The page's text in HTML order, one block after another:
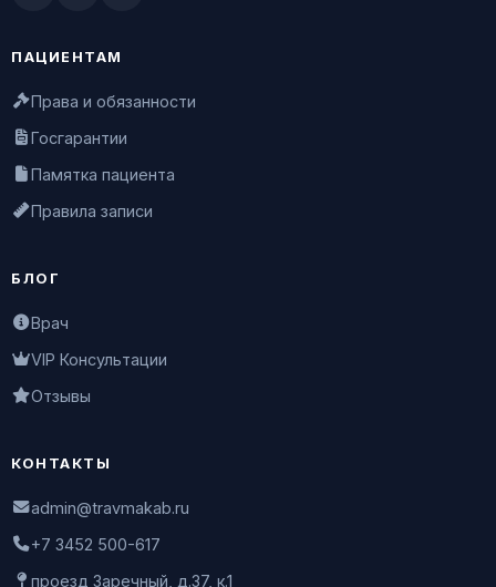
ПАЦИЕНТАМ
Права и обязанности
Госгарантии
Памятка пациента
Правила записи
БЛОГ
Врач
VIP Консультации
Отзывы
КОНТАКТЫ
admin@travmakab.ru
+7 3452 500-617
проезд Заречный, д.37, к.1